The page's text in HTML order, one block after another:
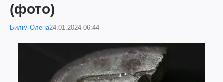
(фото)
Билім Олена24.01.2024 06:44